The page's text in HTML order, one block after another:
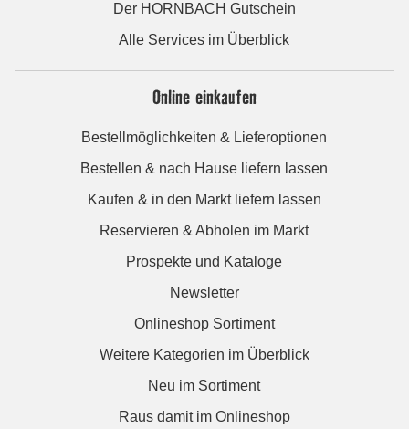
Der HORNBACH Gutschein
Alle Services im Überblick
Online einkaufen
Bestellmöglichkeiten & Lieferoptionen
Bestellen & nach Hause liefern lassen
Kaufen & in den Markt liefern lassen
Reservieren & Abholen im Markt
Prospekte und Kataloge
Newsletter
Onlineshop Sortiment
Weitere Kategorien im Überblick
Neu im Sortiment
Raus damit im Onlineshop